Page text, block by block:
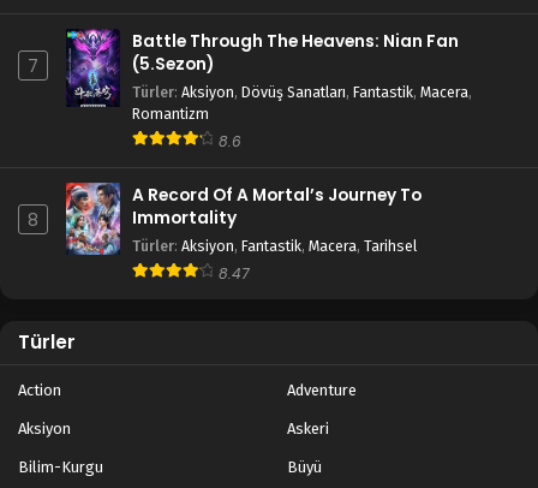
7
Battle Through The Heavens: Nian Fan
(5.Sezon)
Türler: Aksiyon, Dövüş Sanatları, Fantastik, Macera,
Romantizm
8.6
8
A Record Of A Mortal’s Journey To
Immortality
Türler: Aksiyon, Fantastik, Macera, Tarihsel
8.47
Türler
Action Adventure
Aksiyon Askeri
Bilim-Kurgu Büyü